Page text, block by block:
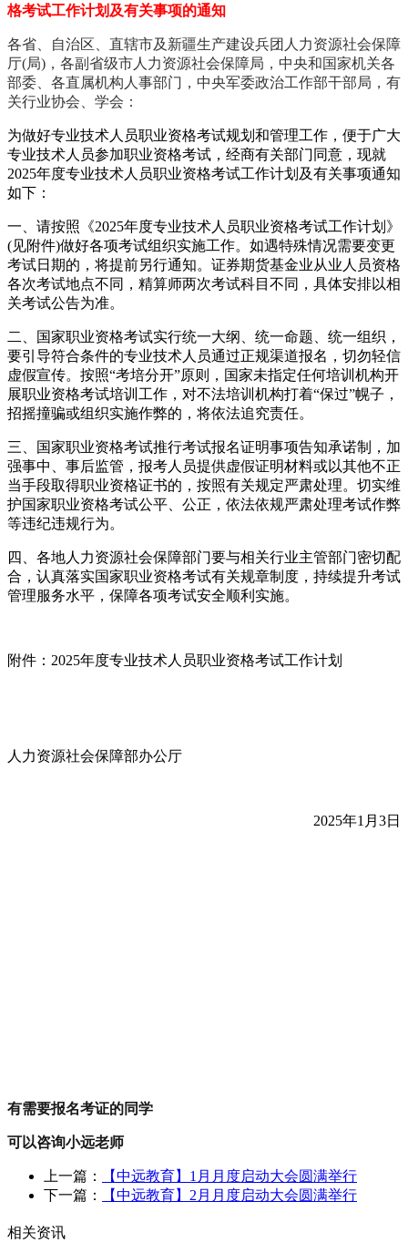
格考试工作计划及有关事项的通知
各省、自治区、直辖市及新疆生产建设兵团人力资源社会保障
厅(局)，各副省级市人力资源社会保障局，中央和国家机关各
部委、各直属机构人事部门，中央军委政治工作部干部局，有
关行业协会、学会：
为做好专业技术人员职业资格考试规划和管理工作，便于广大
专业技术人员参加职业资格考试，经商有关部门同意，现就
2025年度专业技术人员职业资格考试工作计划及有关事项通知
如下：
一、请按照《2025年度专业技术人员职业资格考试工作计划》
(见附件)做好各项考试组织实施工作。如遇特殊情况需要变更
考试日期的，将提前另行通知。证券期货基金业从业人员资格
各次考试地点不同，精算师两次考试科目不同，具体安排以相
关考试公告为准。
二、国家职业资格考试实行统一大纲、统一命题、统一组织，
要引导符合条件的专业技术人员通过正规渠道报名，切勿轻信
虚假宣传。按照“考培分开”原则，国家未指定任何培训机构开
展职业资格考试培训工作，对不法培训机构打着“保过”幌子，
招摇撞骗或组织实施作弊的，将依法追究责任。
三、国家职业资格考试推行考试报名证明事项告知承诺制，加
强事中、事后监管，报考人员提供虚假证明材料或以其他不正
当手段取得职业资格证书的，按照有关规定严肃处理。切实维
护国家职业资格考试公平、公正，依法依规严肃处理考试作弊
等违纪违规行为。
四、各地人力资源社会保障部门要与相关行业主管部门密切配
合，认真落实国家职业资格考试有关规章制度，持续提升考试
管理服务水平，保障各项考试安全顺利实施。
附件：2025年度专业技术人员职业资格考试工作计划
人力资源社会保障部办公厅
2025年1月3日
有需要报名考证的同学
可以咨询小远老师
上一篇：
【中远教育】1月月度启动大会圆满举行
下一篇：
【中远教育】2月月度启动大会圆满举行
相关资讯